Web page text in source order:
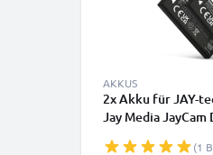
AKKUS
2x Akku für JAY-
Jay Media
(1